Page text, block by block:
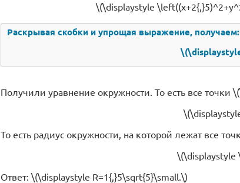
\(\displaystyle
Раскрывая скобки и упрощая выражение, получаем:
Получили уравнение окружности. То есть все
То есть радиус окружности, на которой лежат все
\(\displaystyle
Ответ: \(\displaystyle R=1{,}5\sqrt{5}\small.\)